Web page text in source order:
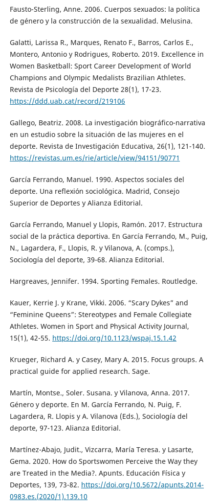
Fausto-Sterling, Anne. 2006. Cuerpos sexuados: la política
de género y la construcción de la sexualidad. Melusina.
Galatti, Larissa R., Marques, Renato F., Barros, Carlos E.,
Montero, Antonio y Rodrigues, Roberto. 2019. Excellence in
Women Basketball: Sport Career Development of World
Champions and Olympic Medalists Brazilian Athletes.
Revista de Psicología del Deporte 28(1), 17-23.
https://ddd.uab.cat/record/219106
Gallego, Beatriz. 2008. La investigación biográfico-narrativa
en un estudio sobre la situación de las mujeres en el
deporte. Revista de Investigación Educativa, 26(1), 121-140.
https://revistas.um.es/rie/article/view/94151/90771
García Ferrando, Manuel. 1990. Aspectos sociales del
deporte. Una reflexión sociológica. Madrid, Consejo
Superior de Deportes y Alianza Editorial.
García Ferrando, Manuel y Llopis, Ramón. 2017. Estructura
social de la práctica deportiva. En García Ferrando, M., Puig,
N., Lagardera, F., Llopis, R. y Vilanova, A. (comps.),
Sociología del deporte, 39-68. Alianza Editorial.
Hargreaves, Jennifer. 1994. Sporting Females. Routledge.
Kauer, Kerrie J. y Krane, Vikki. 2006. “Scary Dykes” and
“Feminine Queens”: Stereotypes and Female Collegiate
Athletes. Women in Sport and Physical Activity Journal,
15(1), 42-55. https://doi.org/10.1123/wspaj.15.1.42
Krueger, Richard A. y Casey, Mary A. 2015. Focus groups. A
practical guide for applied research. Sage.
Martín, Montse., Soler. Susana. y Vilanova, Anna. 2017.
Género y deporte. En M. García Ferrando, N. Puig, F.
Lagardera, R. Llopis y A. Vilanova (Eds.), Sociología del
deporte, 97-123. Alianza Editorial.
Martínez-Abajo, Judit., Vizcarra, María Teresa. y Lasarte,
Gema. 2020. How do Sportswomen Perceive the Way they
are Treated in the Media?. Apunts. Educación Física y
Deportes, 139, 73-82. https://doi.org/10.5672/apunts.2014-
0983.es.(2020/1).139.10